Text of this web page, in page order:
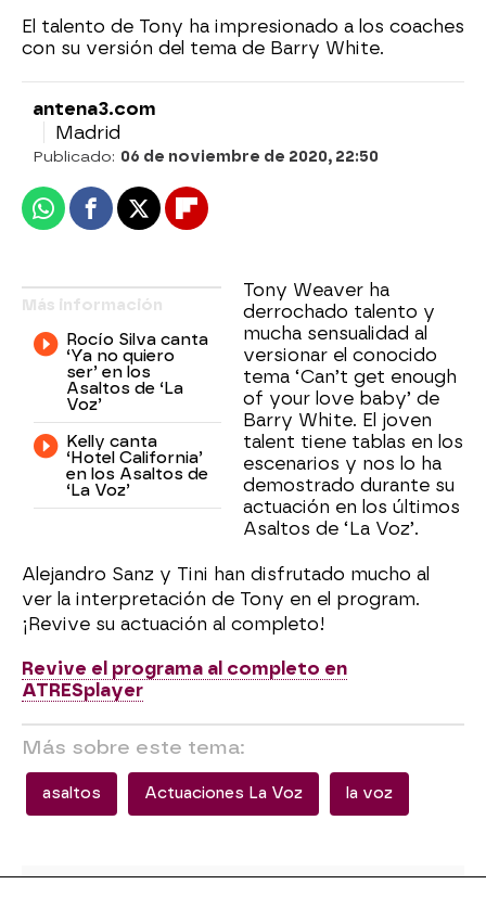
El talento de Tony ha impresionado a los coaches
con su versión del tema de Barry White.
antena3.com
Madrid
Publicado: 06 de noviembre de 2020, 22:50
WhatsappFacebook
X Flipboard
Más información
Rocío Silva canta
‘Ya no quiero
ser’ en los
Asaltos de ‘La
Voz’
Kelly canta
‘Hotel California’
en los Asaltos de
‘La Voz’
Tony Weaver ha
derrochado talento y
mucha sensualidad al
versionar el conocido
tema ‘Can’t get enough
of your love baby’ de
Barry White. El joven
talent tiene tablas en los
escenarios y nos lo ha
demostrado durante su
actuación en los últimos
Asaltos de ‘La Voz’.
Alejandro Sanz y Tini han disfrutado mucho al
ver la interpretación de Tony en el program.
¡Revive su actuación al completo!
Revive el programa al completo en
ATRESplayer
Más sobre este tema:
asaltos Actuaciones La Voz la voz